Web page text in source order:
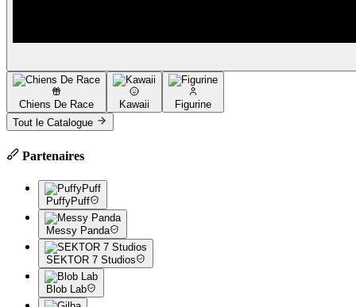
Chiens De Race Kawaii
Figurine
Tout le Catalogue
Partenaires
PuffyPuff
Messy Panda
SEKTOR 7 Studios
Blob Lab